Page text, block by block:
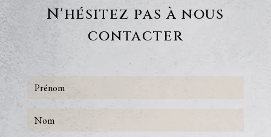
N'hésitez pas à nous
contacter